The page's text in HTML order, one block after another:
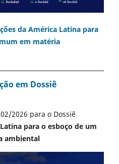
da América Latina para
em matéria
em Dossiê
2026 para o Dossiê
para o esboço de um
ambiental